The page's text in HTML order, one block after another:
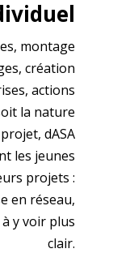
montage
création
actions
la nature
dASA
les jeunes
projets :
en réseau,
y voir plus
clair.